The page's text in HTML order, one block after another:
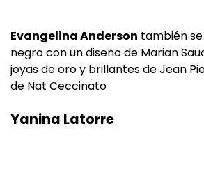
Evangelina Anderson también
negro con un diseño de Marian
joyas de oro y brillantes de Jean
de Nat Ceccinato
Yanina Latorre